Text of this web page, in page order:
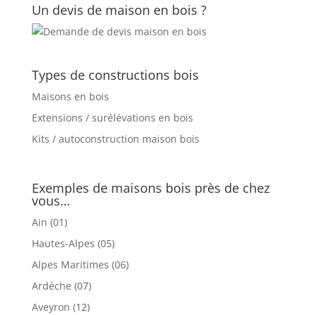
Un devis de maison en bois ?
Types de constructions bois
Maisons en bois
Extensions / surélévations en bois
Kits / autoconstruction maison bois
Exemples de maisons bois près de chez
vous…
Ain (01)
Hautes-Alpes (05)
Alpes Maritimes (06)
Ardèche (07)
Aveyron (12)